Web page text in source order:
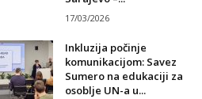
17/03/2026
Inkluzija počinje
komunikacijom: Savez
Sumero na edukaciji za
osoblje UN-a u...